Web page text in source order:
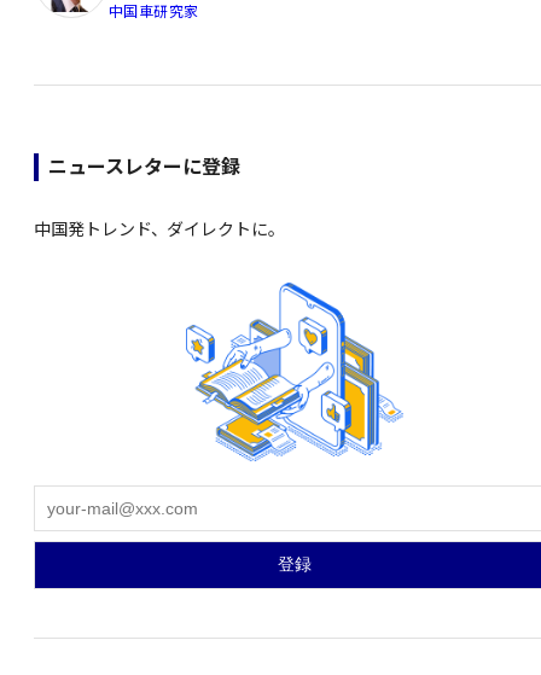
中国車研究家
ニュースレターに登録
中国発トレンド、ダイレクトに。